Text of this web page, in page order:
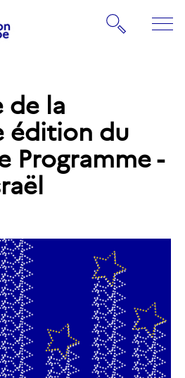
Rechercher
de la
édition du
Programme -